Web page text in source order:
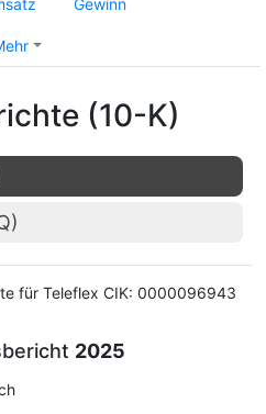
Gewinn
(10-K)
für Teleflex CIK: 0000096943
2025